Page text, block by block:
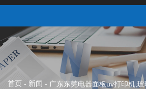
首页 - 新闻 - 广东东莞电器面板uv打印机,